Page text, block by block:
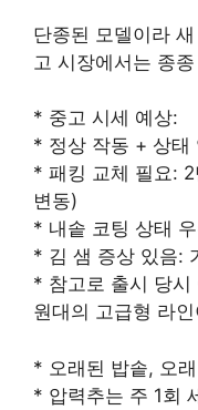
단종된 모델이라
고 시장에서는 종
* 중고 시세 예상:
* 정상 작동 + 상태
* 패킹 교체 필요:
변동)
* 내솥 코팅 상태
* 김 샘 증상 있음:
* 참고로 출시 당
원대의 고급형 라
* 오래된 밥솥, 오
* 압력추는 주 1회